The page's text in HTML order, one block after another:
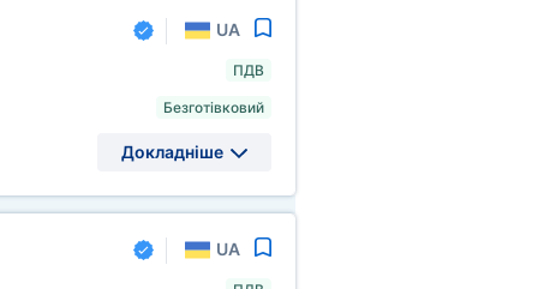
UA
ПДВ
Безготівковий
Докладніше
UA